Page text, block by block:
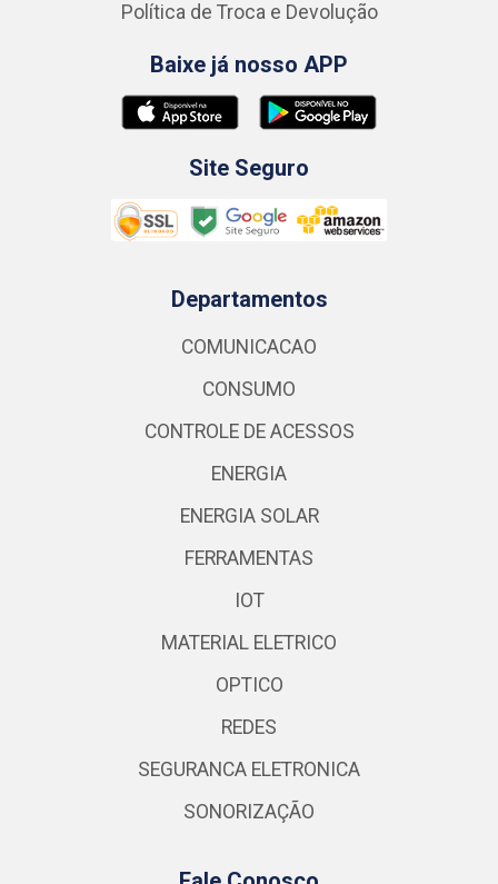
Política de Troca e Devolução
Baixe já nosso APP
Site Seguro
Departamentos
COMUNICACAO
CONSUMO
CONTROLE DE ACESSOS
ENERGIA
ENERGIA SOLAR
FERRAMENTAS
IOT
MATERIAL ELETRICO
OPTICO
REDES
SEGURANCA ELETRONICA
SONORIZAÇÃO